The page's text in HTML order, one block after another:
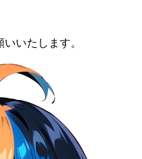
いたします。